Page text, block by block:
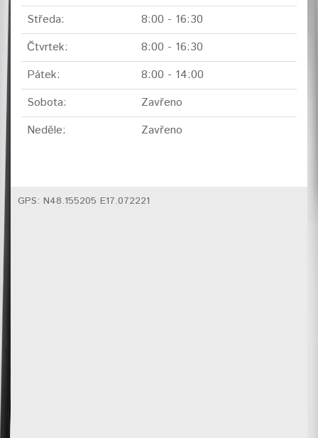
Středa:
8:00 - 16:30
Čtvrtek:
8:00 - 16:30
Pátek:
8:00 - 14:00
Sobota:
Zavřeno
Neděle:
Zavřeno
GPS: N48.155205 E17.072221